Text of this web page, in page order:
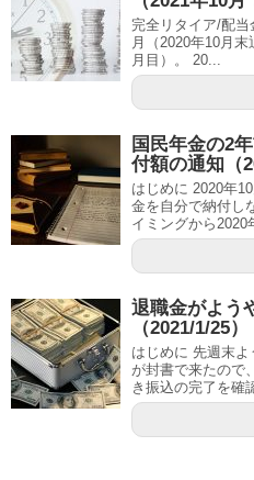
完全リタイア/配
月（2020年10月
月目）。 20...
国民年金の2
付額の通知（
はじめに 2020年
金を自分で納付し
イミングから2020
退職金がよう
（2021/1/25）
はじめに 先週末
が封書で来たので
き振込の完了を確